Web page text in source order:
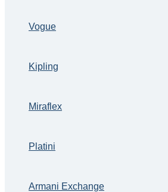
Vogue
Kipling
Miraflex
Platini
Armani Exchange